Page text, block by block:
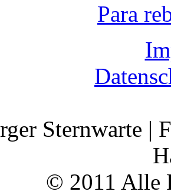
Para
Sternwarte |
© 2011 Alle